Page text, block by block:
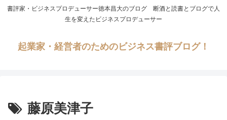
書評家・ビジネスプロデューサー徳本昌大のブログ 断酒と読書とブログで人
生を変えたビジネスプロデューサー
起業家・経営者のためのビジネス書評ブログ！
藤原美津子